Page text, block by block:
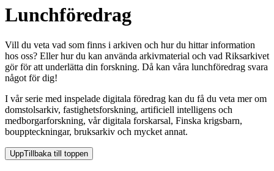
Lunchföredrag
Vill du veta vad som finns i arkiven och hur du hittar information
hos oss? Eller hur du kan använda arkivmaterial och vad Riksarkivet
gör för att underlätta din forskning. Då kan våra lunchföredrag svara
något för dig!
I vår serie med inspelade digitala föredrag kan du få du veta mer om
domstolsarkiv, fastighetsforskning, artificiell intelligens och
medborgarforskning, vår digitala forskarsal, Finska krigsbarn,
bouppteckningar, bruksarkiv och mycket annat.
UppTillbaka till toppen